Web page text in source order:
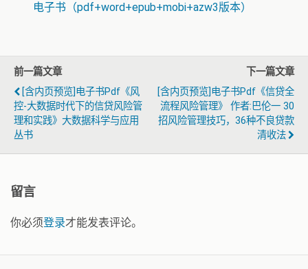
电子书（pdf+word+epub+mobi+azw3版本）
前一篇文章
[含内页预览]电子书pdf《风
控-大数据时代下的信贷风险管
理和实践》大数据科学与应用
丛书
下一篇文章
[含内页预览]电子书pdf《信贷全
流程风险管理》 作者:巴伦一 30
招风险管理技巧，36种不良贷款
清收法
留言
你必须登录才能发表评论。